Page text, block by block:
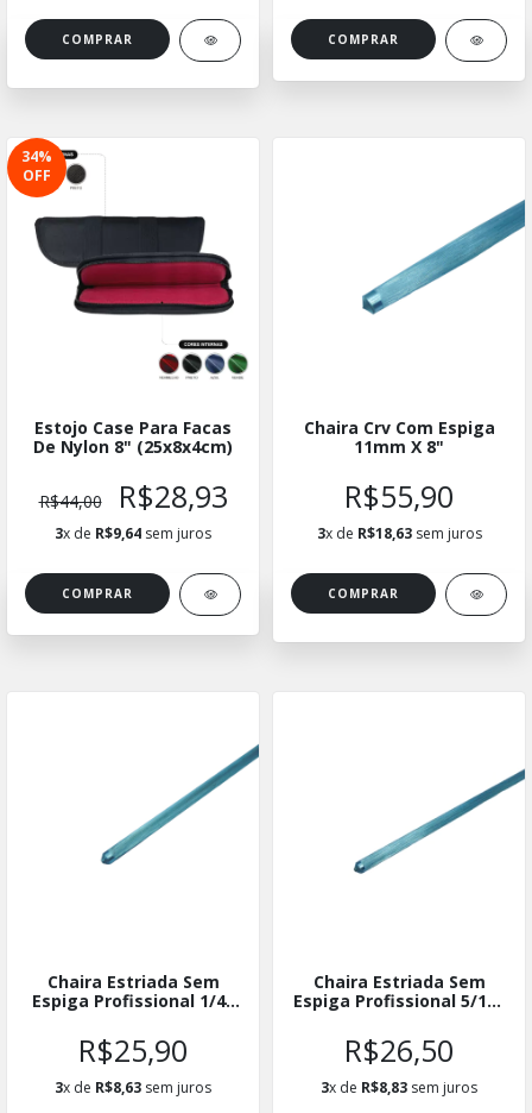
COMPRAR
34%
OFF
Estojo Case Para Facas
De Nylon 8" (25x8x4cm)
R$44,00 R$28,93
3x de R$9,64 sem juros
COMPRAR
Chaira Crv Com Espiga
11mm X 8"
R$55,90
3x de R$18,63sem juros
Chaira Estriada Sem
Espiga Profissional 1/4"
R$25,90
3x de R$8,63 sem juros
Chaira Estriada Sem
Espiga Profissional 5/16"
R$26,50
3x de R$8,83 sem juros